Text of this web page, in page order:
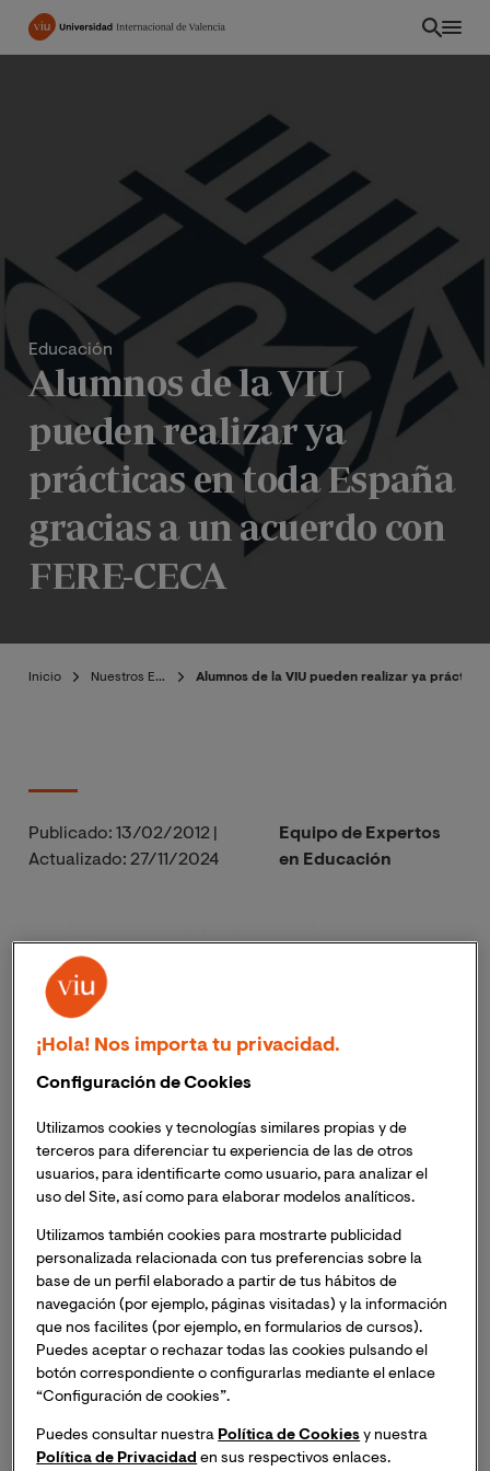
Pasar
Educación
Alumnos de la VIU
pueden realizar ya
prácticas en toda España
gracias a un acuerdo con
FERE-CECA
Inicio Nuestros Expertos Alumnos de la VIU pueden realizar ya
Publicado: 13/02/2012
Actualizado: 27/11/2024
Equipo de Expertos
en Educación
El rector de laUniversidad Internacional Valenciana
(VIU), Juan Manuel Badenas, e Inmaculada Tuset,
presidenta de la
Federación Española de Religiosos
de Enseñanza-Titulares de Centros Católicos (FERE-
CECA),han firmado un convenio-marco de
Formación del Profesoradode Enseñanza
¡Hola! Nos importa tu privacidad.
Configuración de Cookies
Utilizamos cookies y tecnologías similares propias y de
terceros para diferenciar tu experiencia de las de otros
usuarios, para identificarte como usuario, para analizar el
uso del Site, así como para elaborar modelos analíticos.
Utilizamos también cookies para mostrarte publicidad
personalizada relacionada con tus preferencias sobre la
base de un perfil elaborado a partir de tus hábitos de
navegación (por ejemplo, páginas visitadas) y la información
que nos facilites (por ejemplo, en formularios de cursos).
Puedes aceptar o rechazar todas las cookies pulsando el
botón correspondiente o configurarlas mediante el enlace
“Configuración de cookies”.
Puedes consultar nuestra Política de Cookies y nuestra
Política de Privacidad en sus respectivos enlaces.